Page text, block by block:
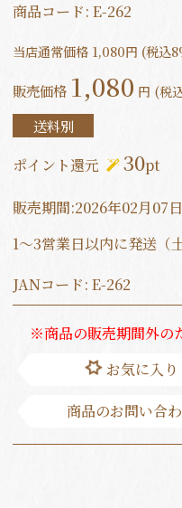
商品コード: E-262
当店通常価格 1,080円 (税込
販売価格 1,080 円 (税
送料別
ポイント還元 30pt
販売期間:2026年02月07
1～3営業日以内に発送（
JANコード: E-262
※商品の販売期間外の
お気に入り
商品のお問い合